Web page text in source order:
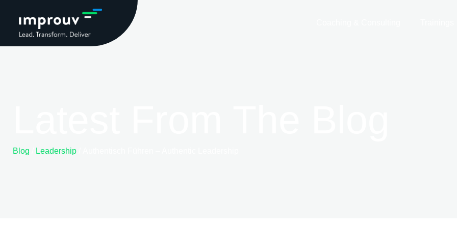
Blog Leadership